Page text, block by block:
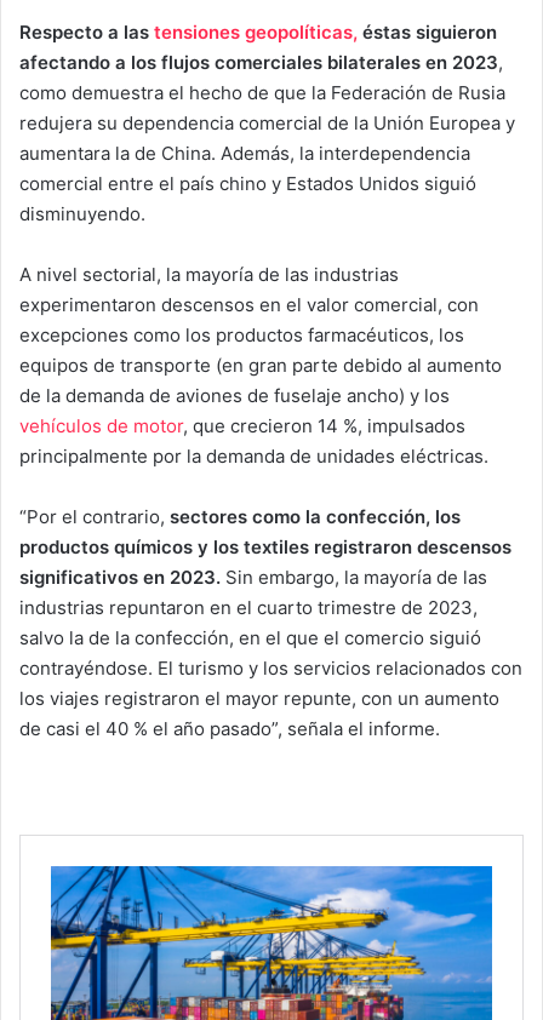
Respecto a las tensiones geopolíticas, éstas siguieron
afectando a los flujos comerciales bilaterales en 2023,
como demuestra el hecho de que la Federación de Rusia
redujera su dependencia comercial de la Unión Europea y
aumentara la de China. Además, la interdependencia
comercial entre el país chino y Estados Unidos siguió
disminuyendo.
A nivel sectorial, la mayoría de las industrias
experimentaron descensos en el valor comercial, con
excepciones como los productos farmacéuticos, los
equipos de transporte (en gran parte debido al aumento
de la demanda de aviones de fuselaje ancho) y los
vehículos de motor, que crecieron 14 %, impulsados
principalmente por la demanda de unidades eléctricas.
“Por el contrario, sectores como la confección, los
productos químicos y los textiles registraron descensos
significativos en 2023. Sin embargo, la mayoría de las
industrias repuntaron en el cuarto trimestre de 2023,
salvo la de la confección, en el que el comercio siguió
contrayéndose. El turismo y los servicios relacionados con
los viajes registraron el mayor repunte, con un aumento
de casi el 40 % el año pasado”, señala el informe.